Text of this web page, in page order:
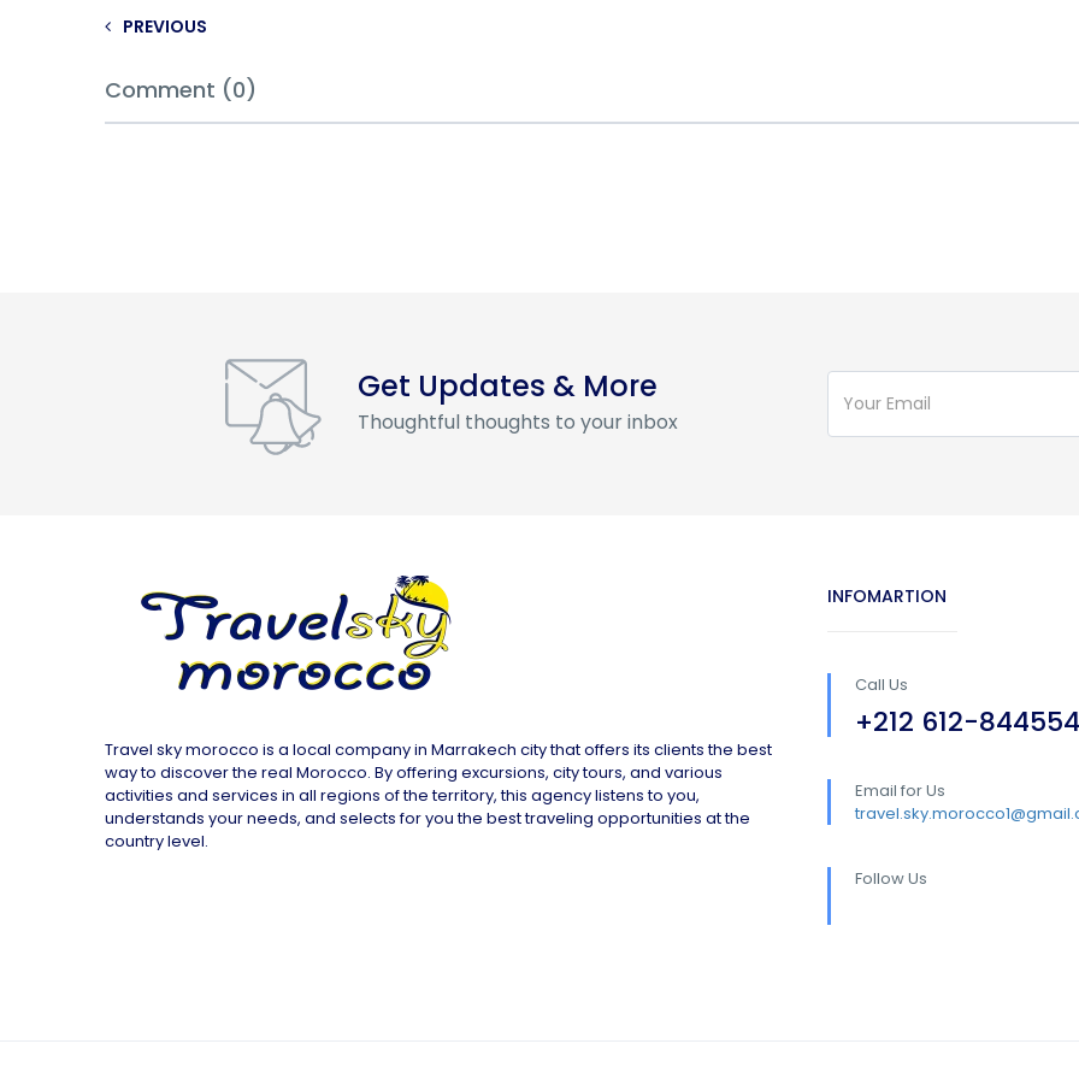
PREVIOUS
Comment (0)
Get Updates & More
Thoughtful thoughts to your inbox
Travel sky morocco is a local company in Marrakech city that offers its clients the best
way to discover the real Morocco. By offering excursions, city tours, and various
activities and services in all regions of the territory, this agency listens to you,
understands your needs, and selects for you the best traveling opportunities at the
country level.
INFOMARTION
Call Us
+212 612-844554
Email for Us
Follow Us